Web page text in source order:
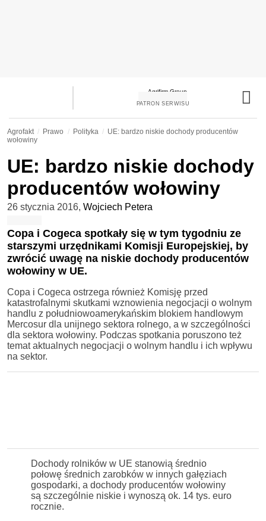
PATRON SERWISU
Agrofakt Prawo Polityka
UE: bardzo niskie dochody producentów
wołowiny
UE: bardzo niskie dochody
producentów wołowiny
26 stycznia 2016, Wojciech Petera
Copa i Cogeca spotkały się w tym tygodniu ze
starszymi urzędnikami Komisji Europejskiej, by
zwrócić uwagę na niskie dochody producentów
wołowiny w UE.
Copa i Cogeca ostrzega również Komisję przed
katastrofalnymi skutkami wznowienia negocjacji o wolnym
handlu z południowoamerykańskim blokiem handlowym
Mercosur dla unijnego sektora rolnego, a w szczególności
dla sektora wołowiny. Podczas spotkania poruszono też
temat aktualnych negocjacji o wolnym handlu i ich wpływu
na sektor.
Dochody rolników w UE stanowią średnio
połowę średnich zarobków w innych gałęziach
gospodarki, a dochody producentów wołowiny
są szczególnie niskie i wynoszą ok. 14 tys. euro
rocznie.